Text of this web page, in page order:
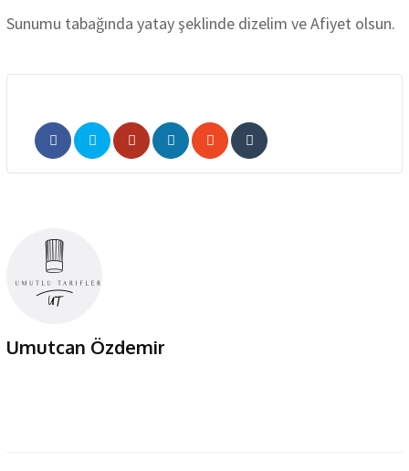
Sunumu tabağında yatay şeklinde dizelim ve Afiyet olsun.
Google+ LinkedInWhatsappPinterest
Umutcan Özdemir